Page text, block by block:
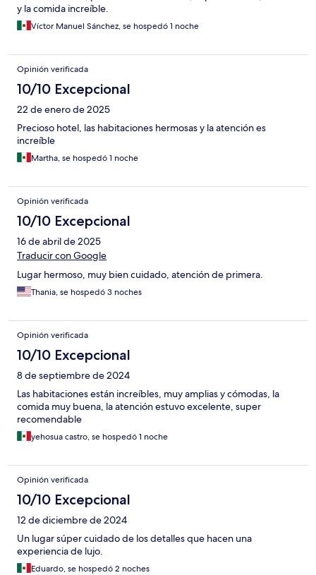
y la comida increíble.
Víctor Manuel Sánchez, se hospedó 1 noche
Opinión verificada
10/10 Excepcional
22 de enero de 2025
Precioso hotel, las habitaciones hermosas y la atención es
increíble
Martha, se hospedó 1 noche
Opinión verificada
10/10 Excepcional
16 de abril de 2025
Traducir con Google
Lugar hermoso, muy bien cuidado, atención de primera.
Thania, se hospedó 3 noches
Opinión verificada
10/10 Excepcional
8 de septiembre de 2024
Las habitaciones están increíbles, muy amplias y cómodas, la
comida muy buena, la atención estuvo excelente, super
recomendable
yehosua castro, se hospedó 1 noche
Opinión verificada
10/10 Excepcional
12 de diciembre de 2024
Un lugar súper cuidado de los detalles que hacen una
experiencia de lujo.
Eduardo, se hospedó 2 noches